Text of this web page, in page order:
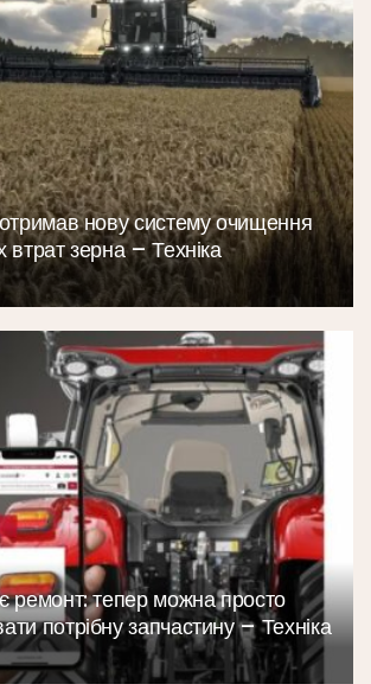
нову систему очищення
зерна – Техніка
ремонт: тепер можна просто
потрібну запчастину – Техніка